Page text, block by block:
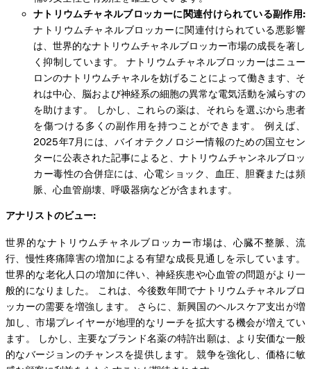
ナトリウムチャネルブロッカーに関連付けられている副作用:
ナトリウムチャネルブロッカーに関連付けられている悪影響
は、世界的なナトリウムチャネルブロッカー市場の成長を著し
く抑制しています。 ナトリウムチャネルブロッカーはニュー
ロンのナトリウムチャネルを妨げることによって働きます、そ
れは中心、脳および神経系の細胞の異常な電気活動を減らすの
を助けます。 しかし、これらの薬は、それらを選ぶから患者
を傷つける多くの副作用を持つことができます。 例えば、
2025年7月には、バイオテクノロジー情報のための国立セン
ターに公表された記事によると、ナトリウムチャンネルブロッ
カー毒性の合併症には、心電ショック、血圧、胆嚢または頻
脈、心血管崩壊、呼吸器病などが含まれます。
アナリストのビュー:
世界的なナトリウムチャネルブロッカー市場は、心臓不整脈、流
行、慢性疼痛障害の増加による有望な成長見通しを示しています。
世界的な老化人口の増加に伴い、神経疾患や心血管の問題がより一
般的になりました。 これは、今後数年間でナトリウムチャネルブロ
ッカーの需要を増強します。 さらに、新興国のヘルスケア支出が増
加し、市場プレイヤーが地理的なリーチを拡大する機会が増えてい
ます。 しかし、主要なブランド名薬の特許出願は、より安価な一般
的なバージョンのチャンスを提供します。 競争を強化し、価格に敏